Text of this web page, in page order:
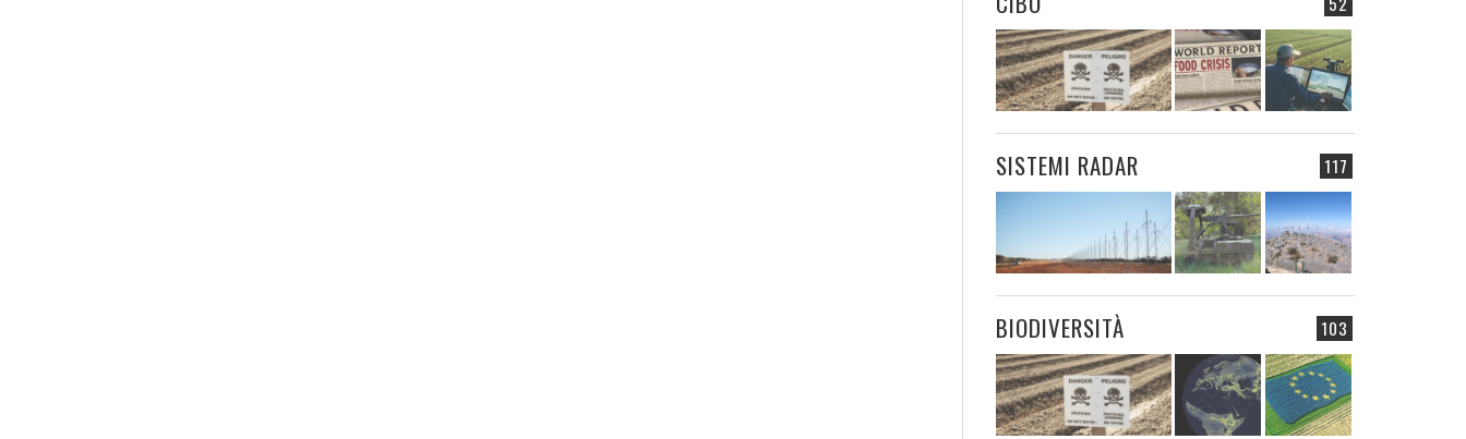
117
SISTEMI RADAR
103
BIODIVERSITÀ